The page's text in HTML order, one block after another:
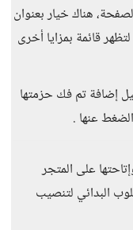
هناك خيار بعنوان
قائمة بمزايا أخرى
إضافة تم فك حزمتها
عنها .
على المتجر
البدائي لتنصيب